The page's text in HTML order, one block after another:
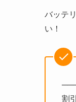
バッテ
い！
割